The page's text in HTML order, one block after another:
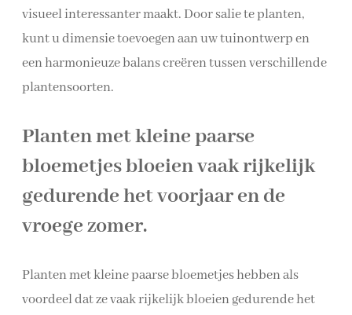
visueel interessanter maakt. Door salie te planten,
kunt u dimensie toevoegen aan uw tuinontwerp en
een harmonieuze balans creëren tussen verschillende
plantensoorten.
Planten met kleine paarse
bloemetjes bloeien vaak rijkelijk
gedurende het voorjaar en de
vroege zomer.
Planten met kleine paarse bloemetjes hebben als
voordeel dat ze vaak rijkelijk bloeien gedurende het